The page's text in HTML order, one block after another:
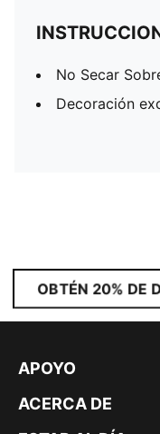
No Secar
Decoración
OBTÉN 20% DE
APOYO
ACERCA DE